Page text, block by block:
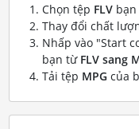
Chọn tệp FLVbạn
Thay đổi chất
Nhấp vào "Start
bạn từ FLV sang
Tải tệp MPG của